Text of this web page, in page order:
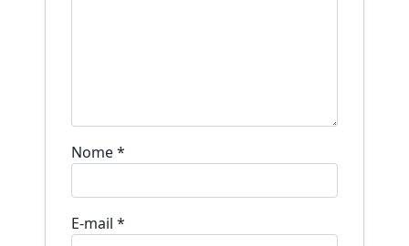
Nome*
E-mail*